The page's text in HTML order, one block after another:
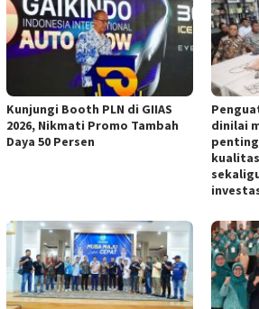
Kunjungi Booth PLN di GIIAS
2026, Nikmati Promo Tambah
Daya 50 Persen
dinilai